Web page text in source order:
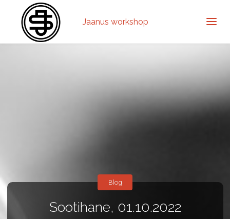
Jaanus workshop
Sootihane, 01.10.2022
Blog